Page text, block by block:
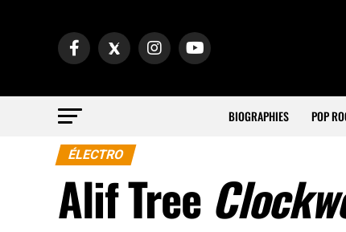
BIOGRAPHIES POP
ÉLECTRO
Alif Tree